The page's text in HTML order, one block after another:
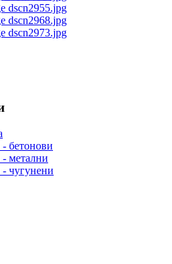
бетонови
метални
чугунени